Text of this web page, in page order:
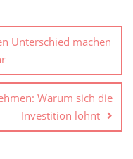
Unterschied machen
Warum sich die
Investition lohnt